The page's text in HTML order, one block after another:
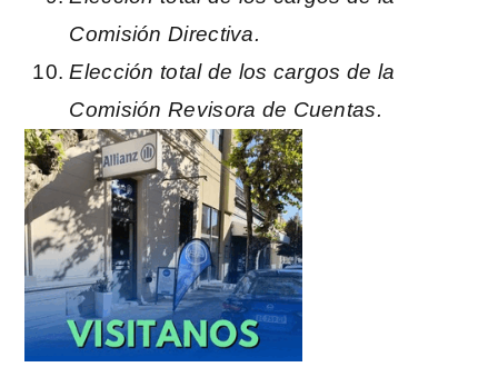
Comisión Directiva.
Elección total de los cargos de la
Comisión Revisora de Cuentas.